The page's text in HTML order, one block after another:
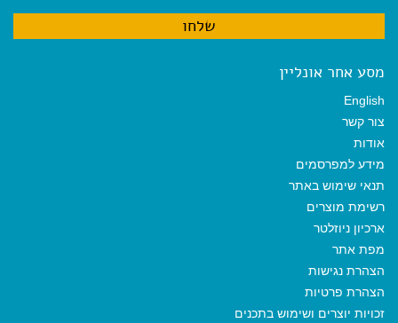
מסע אחר אונליין
English
צור קשר
אודות
מידע למפרסמים
תנאי שימוש באתר
רשימת מוצרים
ארכיון ניוזלטר
מפת אתר
הצהרת נגישות
הצהרת פרטיות
זכויות יוצרים ושימוש בתכנים